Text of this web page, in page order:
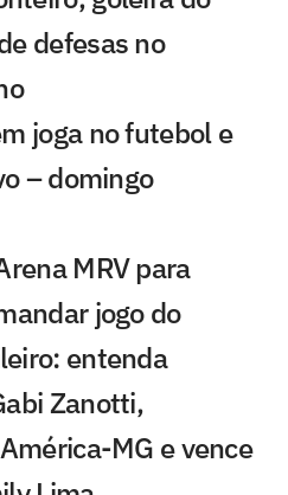
defesas no
joga no futebol e
– domingo
MRV para
jogo do
entenda
Zanotti,
MG e vence